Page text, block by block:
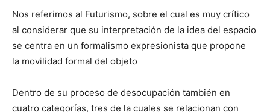
Nos referimos al Futurismo, sobre el cual es muy crítico
al considerar que su interpretación de la idea del espacio
se centra en un formalismo expresionista que propone
la movilidad formal del objeto
Dentro de su proceso de desocupación también en
cuatro categorías, tres de la cuales se relacionan con